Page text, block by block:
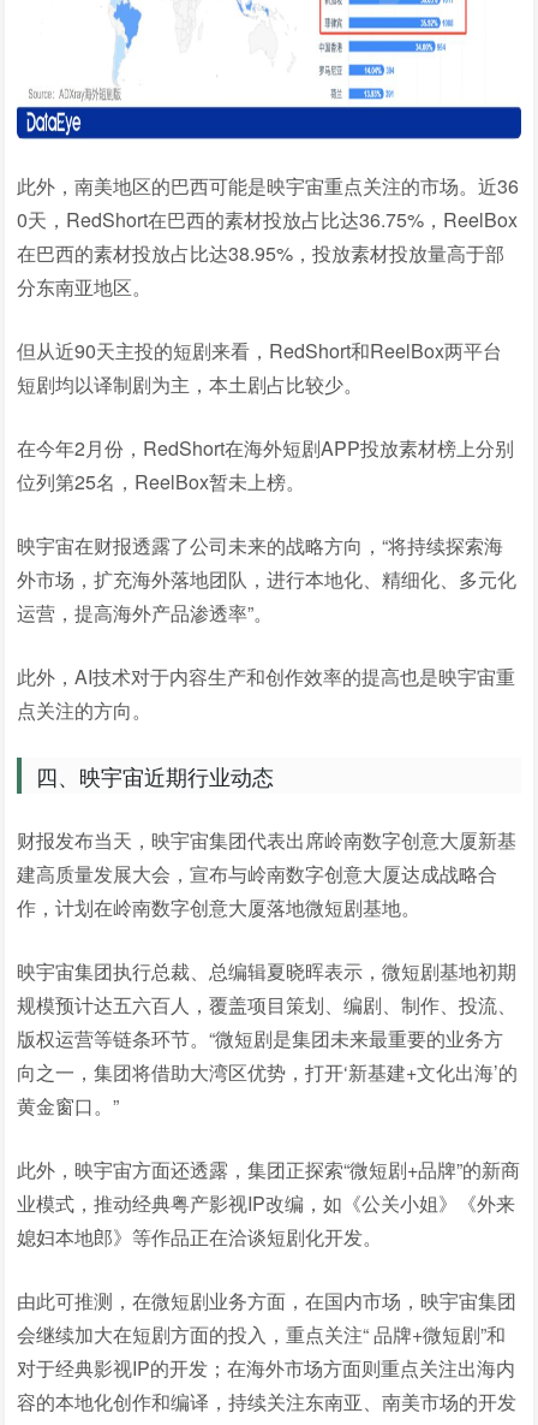
此外，南美地区的巴西可能是映宇宙重点关注的市场。近36
0天，RedShort在巴西的素材投放占比达36.75%，ReelBox
在巴西的素材投放占比达38.95%，投放素材投放量高于部
分东南亚地区。
但从近90天主投的短剧来看，RedShort和ReelBox两平台
短剧均以译制剧为主，本土剧占比较少。
在今年2月份，RedShort在海外短剧APP投放素材榜上分别
位列第25名，ReelBox暂未上榜。
映宇宙在财报透露了公司未来的战略方向，“将持续探索海
外市场，扩充海外落地团队，进行本地化、精细化、多元化
运营，提高海外产品渗透率”。
此外，AI技术对于内容生产和创作效率的提高也是映宇宙重
点关注的方向。
四、映宇宙近期行业动态
财报发布当天，映宇宙集团代表出席岭南数字创意大厦新基
建高质量发展大会，宣布与岭南数字创意大厦达成战略合
作，计划在岭南数字创意大厦落地微短剧基地。
映宇宙集团执行总裁、总编辑夏晓晖表示，微短剧基地初期
规模预计达五六百人，覆盖项目策划、编剧、制作、投流、
版权运营等链条环节。“微短剧是集团未来最重要的业务方
向之一，集团将借助大湾区优势，打开‘新基建+文化出海’的
黄金窗口。”
此外，映宇宙方面还透露，集团正探索“微短剧+品牌”的新商
业模式，推动经典粤产影视IP改编，如《公关小姐》《外来
媳妇本地郎》等作品正在洽谈短剧化开发。
由此可推测，在微短剧业务方面，在国内市场，映宇宙集团
会继续加大在短剧方面的投入，重点关注“ 品牌+微短剧”和
对于经典影视IP的开发；在海外市场方面则重点关注出海内
容的本地化创作和编译，持续关注东南亚、南美市场的开发